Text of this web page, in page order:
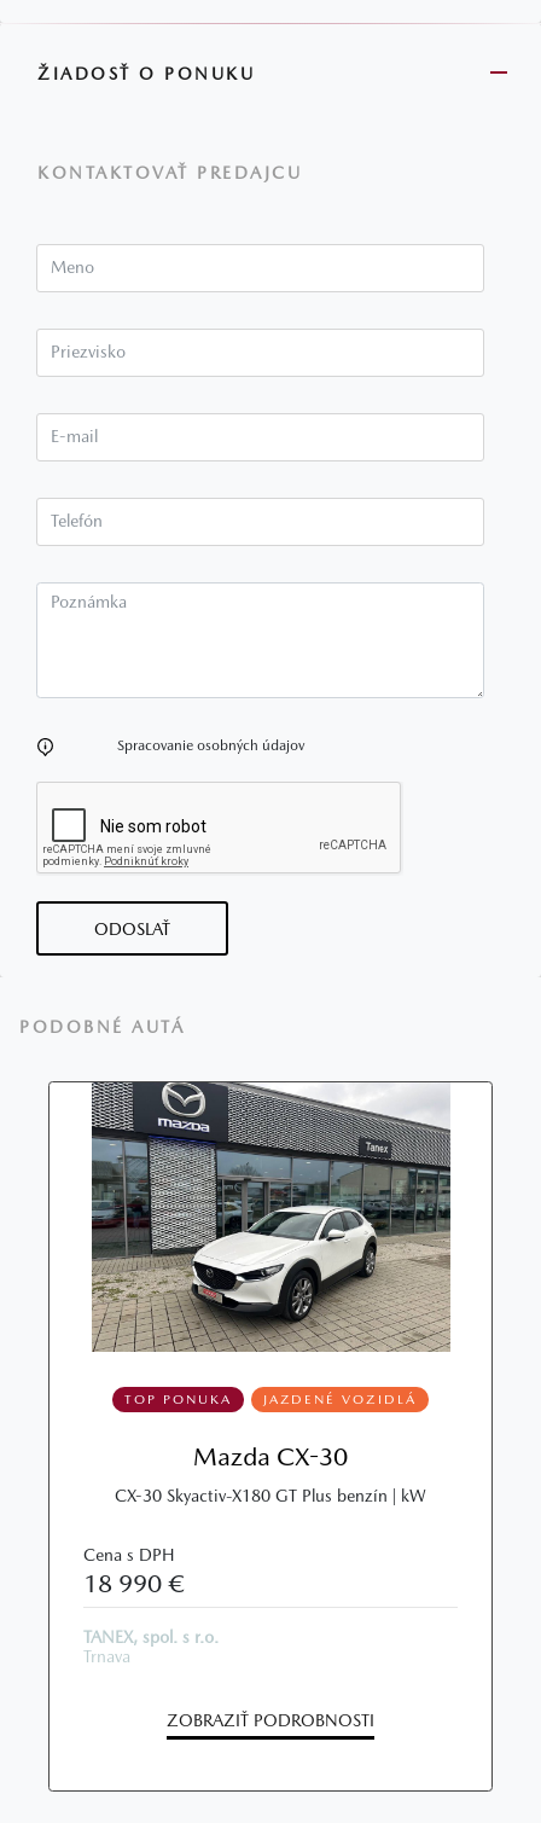
ŽIADOSŤ O PONUKU
KONTAKTOVAŤ PREDAJCU
Spracovanie osobných údajov
ODOSLAŤ
PODOBNÉ AUTÁ
TOP PONUKA JAZDENÉ VOZIDLÁ
Mazda CX-30
CX-30 Skyactiv-X180 GT Plus benzín | kW
Cena s DPH
18 990 €
TANEX, spol. s r.o.
Trnava
ZOBRAZIŤ PODROBNOSTI